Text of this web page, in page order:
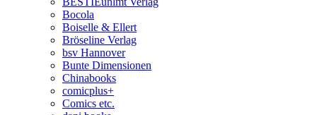
Bocola
Boiselle & Ellert
Bröseline Verlag
bsv Hannover
Bunte Dimensionen
Chinabooks
comicplus+
Comics etc.